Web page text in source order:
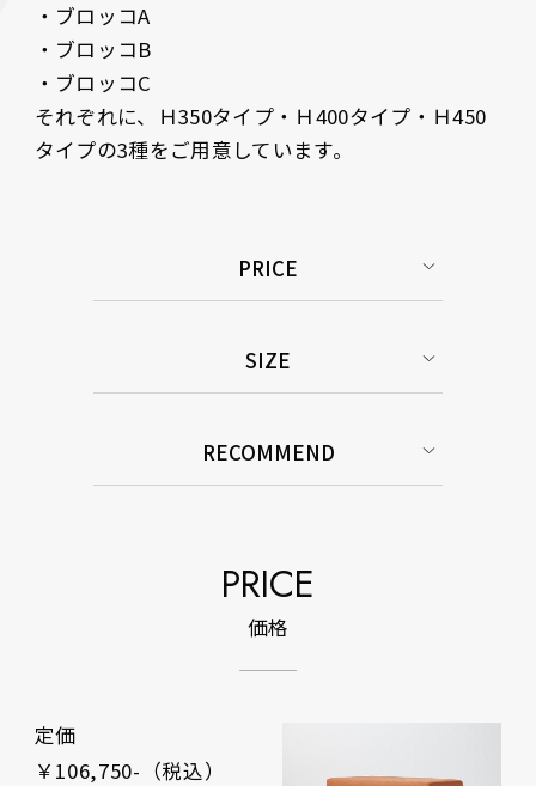
・ブロッコA
・ブロッコB
・ブロッコC
それぞれに、Ｈ350タイプ・Ｈ400タイプ・Ｈ450
タイプの3種をご用意しています。
PRICE
SIZE
RECOMMEND
PRICE
価格
定価
￥106,750-（税込）